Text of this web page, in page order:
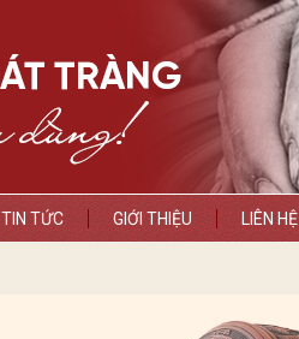
TIN TỨC GIỚI THIỆU LIÊN HỆ